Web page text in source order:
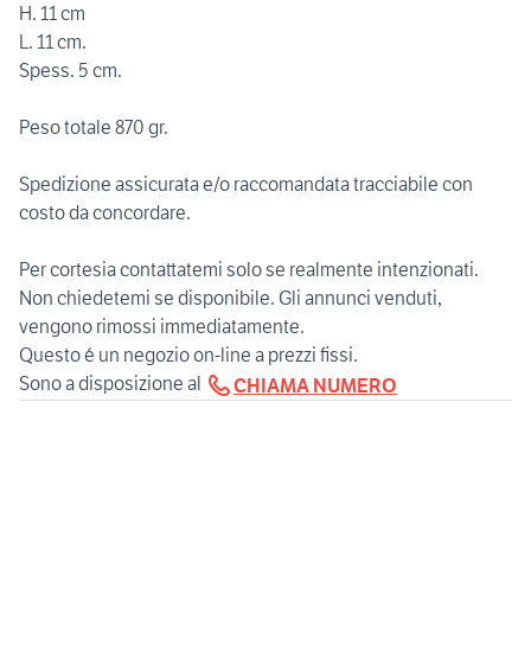
H. 11 cm
L. 11 cm.
Spess. 5 cm.
Peso totale 870 gr.
Spedizione assicurata e/o raccomandata tracciabile con
costo da concordare.
Per cortesia contattatemi solo se realmente intenzionati.
Non chiedetemi se disponibile. Gli annunci venduti,
vengono rimossi immediatamente.
Questo é un negozio on-line a prezzi fissi.
Sono a disposizione al
CHIAMA NUMERO